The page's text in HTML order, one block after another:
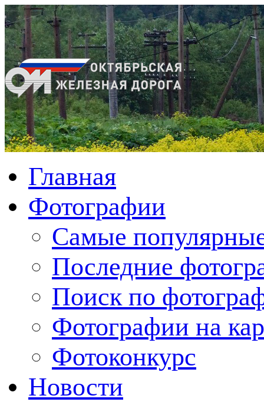
Главная
Фотографии
Cамые
Последние
Поиск по
Фотографии на
Фотоконкурс
Новости